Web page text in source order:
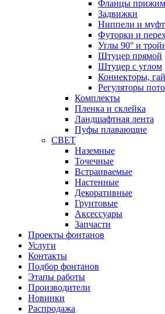
Фланцы
Задвижки
Ниппели и
Футорки и
Углы 90° и
Штуцер прямой
Штуцер с углом
Коннекторы,
Регуляторы
Комплекты
Пленка и склейка
Ландшафтная лента
Пуфы плавающие
СВЕТ
Наземные
Точечные
Встраиваемые
Настенные
Декоративные
Грунтовые
Аксессуары
Запчасти
Проекты фонтанов
Услуги
Контакты
Подбор фонтанов
Этапы работы
Производители
Новинки
Распродажа